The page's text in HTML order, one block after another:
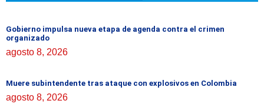
Gobierno impulsa nueva etapa de agenda contra el crimen
organizado
agosto 8, 2026
Muere subintendente tras ataque con explosivos en Colombia
agosto 8, 2026